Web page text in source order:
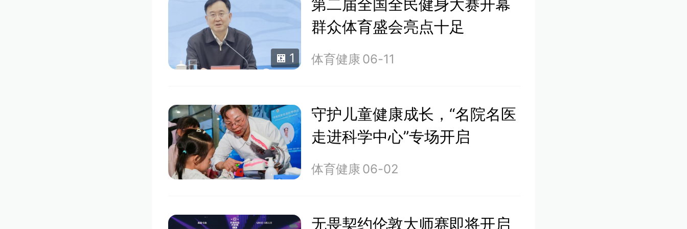
1
第二届全国全民健身大赛开幕
群众体育盛会亮点十足
体育健康 06-11
守护儿童健康成长，“名院名医
走进科学中心”专场开启
体育健康 06-02
无畏契约伦敦大师赛即将开启